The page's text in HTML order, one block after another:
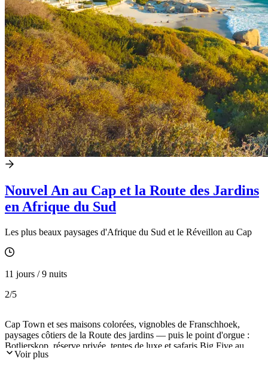
Nouvel An au Cap et la Route des Jardins
en Afrique du Sud
Les plus beaux paysages d'Afrique du Sud et le Réveillon au Cap
11 jours / 9 nuits
2/5
Cap Town et ses maisons colorées, vignobles de Franschhoek,
paysages côtiers de la Route des jardins — puis le point d'orgue :
Botlierskop, réserve privée, tentes de luxe et safaris Big Five au
lever du soleil. Le Nouvel An comme nulle part ailleurs.
Voir plus